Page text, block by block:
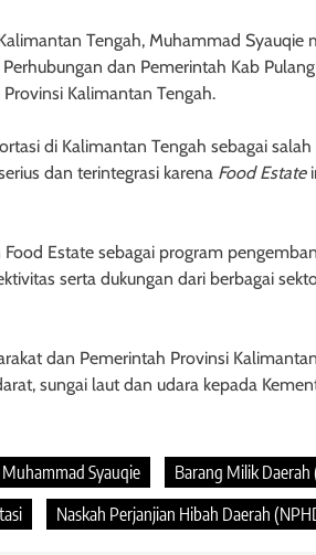
Tengah, Muhammad Syauqie
dan Pemerintah Kab
Kalimantan Tengah.
di Kalimantan Tengah sebagai
dan terintegrasi karena Food Estate
Estate sebagai program
serta dukungan dari berbagai
dan Pemerintah Provinsi
sungai laut dan udara kepada
Syauqie Barang Milik
Naskah Perjanjian Hibah Daerah